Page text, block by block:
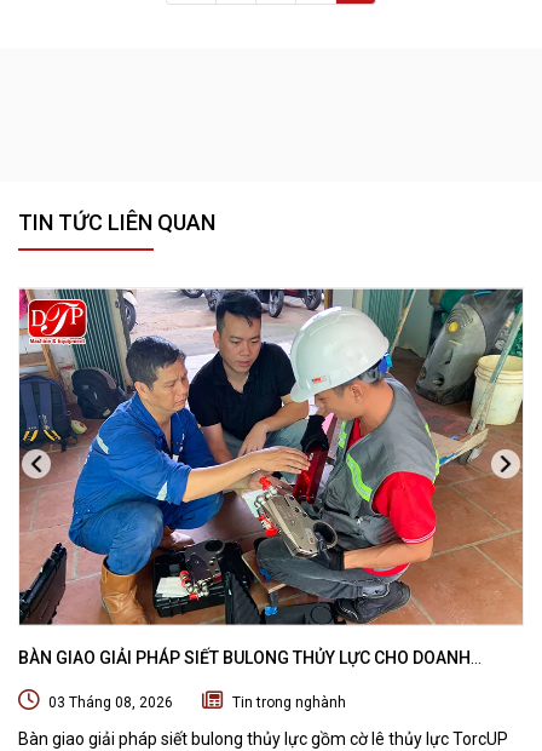
TIN TỨC LIÊN QUAN
BÀN GIAO GIẢI PHÁP SIẾT BULONG THỦY LỰC CHO DOANH
NGHIỆP CHUYÊN BẢO TRÌ VÀ THI CÔNG CÁC DỰ ÁN OFFSHORE
03 Tháng 08, 2026 Tin trong nghành
Bàn giao giải pháp siết bulong thủy lực gồm cờ lê thủy lực TorcUP